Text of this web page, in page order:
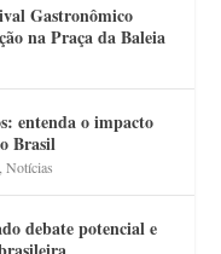
Gastronômico
na Praça da Baleia
entenda o impacto
Brasil
,Notícias
debate potencial e